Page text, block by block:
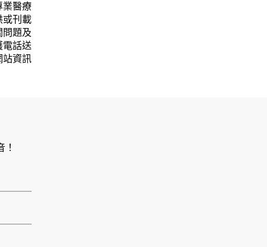
醫療
刊載
題及
話送
資訊